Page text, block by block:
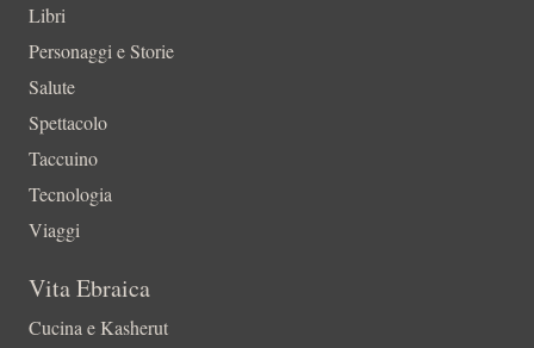
Libri
Personaggi e Storie
Salute
Spettacolo
Taccuino
Tecnologia
Viaggi
Vita Ebraica
Cucina e Kasherut